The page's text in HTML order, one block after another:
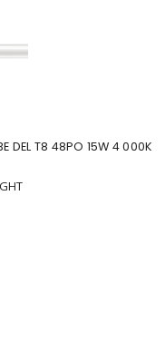
DEL T8 48PO 15W 4 000K